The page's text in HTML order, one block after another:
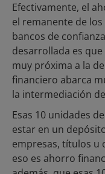
Efectivamente, el
el remanente de
bancos de
desarrollada es
muy próxima a la
financiero abarca
la intermediación
Esas 10 unidades
estar en un
empresas, títulos u
eso es ahorro